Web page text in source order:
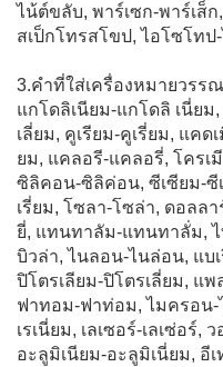
ไน้ต์ขลับ, พาร์เซก-พาร์เส็
สเป็กโทรสโขป, ไอโซโทป
3.คำที่ใส่เครื่องหมายวรร
แกโดลิเนียม-แกโดลิ เนี่ย
เลี่ยม, คูเรียม-คูเรี่ยม, แค
ยม, แคลอรี-แคลอรี่, โครเ
ซิลิคอน-ซิลิค่อน, ซีเซียม-ซี
เรี่ยม, โซลา-โซล่า, ดอลล
ยี่, แทนทาลัม-แทนทาลั่ม, ไ
บิวล่า, ไนลอน-ไนล่อน, แบ
ปิโตรเลียม-ปิโตรเลี่ยม,
ฟาทอม-ฟาท่อม, ไมครอน-
เรเนี่ยม, เลเซอร์-เลเซ่อร์,
อะลูมิเนียม-อะลูมิเนี่ยม, อีเ